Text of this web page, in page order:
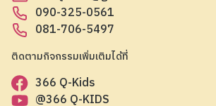
090-325-0561
081-706-5497
ติดตามกิจกรรมเพิ่มเติมได้ที่
366 Q-Kids
@366 Q-KIDS